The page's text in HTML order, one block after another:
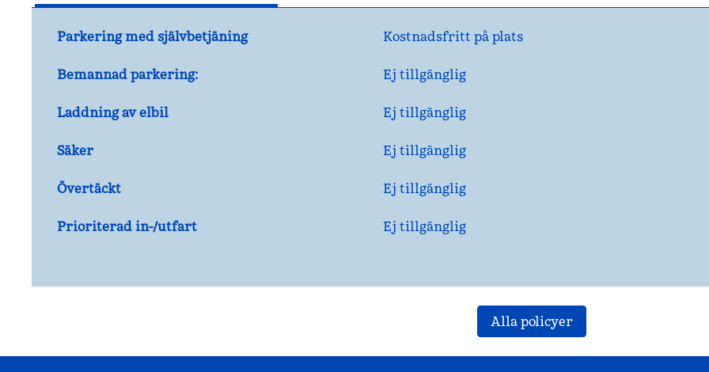
Parkering med självbetjäning Kostnadsfritt på plats
Bemannad parkering: Ej tillgänglig
Laddning av elbil Ej tillgänglig
Säker Ej tillgänglig
Övertäckt Ej tillgänglig
Prioriterad in-/utfart Ej tillgänglig
Alla policyer